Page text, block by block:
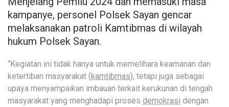
kampanye, personel Polsek Sayan gencar
melaksanakan patroli Kamtibmas di wilayah
hukum Polsek Sayan.
“Kegiatan ini tidak hanya untuk memelihara keamanan dan
ketertiban masyarakat (kamtibmas), tetapi juga sebagai
upaya menyampaikan imbauan terkait kerukunan di tengah
masyarakat yang menghadapi proses demokrasi dengan